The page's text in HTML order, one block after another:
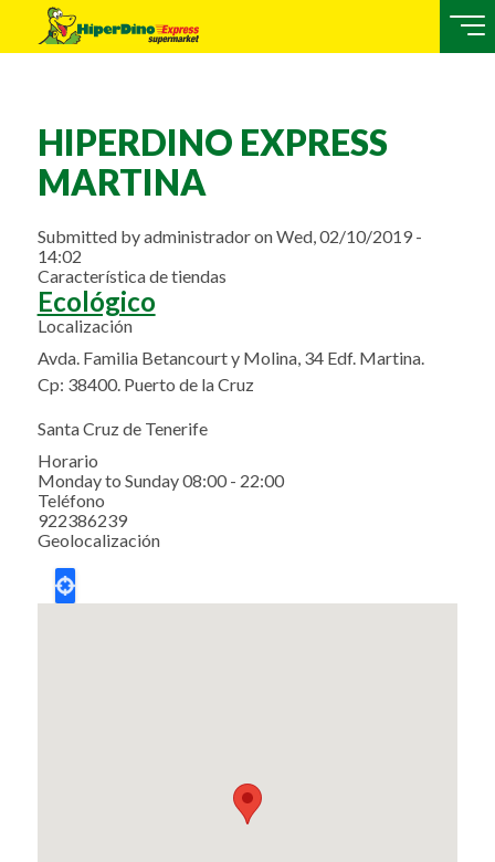
HIPERDINO EXPRESS
MARTINA
Submitted byadministradoronWed, 02/10/2019 -
14:02
Característica de tiendas
Ecológico
Localización
Avda. Familia Betancourt y Molina, 34 Edf. Martina.
Cp: 38400. Puerto de la Cruz
Santa Cruz de Tenerife
Horario
Monday to Sunday 08:00 - 22:00
Teléfono
922386239
Geolocalización